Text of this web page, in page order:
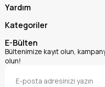
yalama olan cıvatalara, kırılan
endüstriyel
servis alet ve ekipmanları
, en zorlu sökme,
operasyonlarını hatasız, hızlı ve
standartlarında tamamlamanız
Yardım
Kategoriler
E-Bülten
Bültenimize kayıt olun,
olun!